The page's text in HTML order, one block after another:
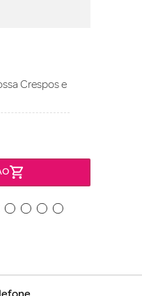
Crespos e